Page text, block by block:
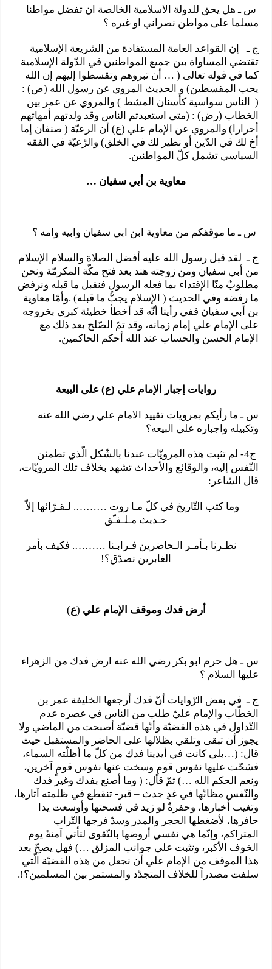
س ـ هل يحق للدولة الاسلامية الخالصة ان تفضل مواطنا
مسلما على مواطن نصراني او غيره ؟
ج ـ إن القواعد العامة المستفادة من الشريعة الإسلامية
تقتضي المساواة بين جميع المواطنين في الدّولة الإسلامية
كما في قوله تعالى ( … أن تبروهم وتقسطوا إليهم إن الله
يحب المقسطين) و الحديث المروي عن رسول الله (ص) :
( الناس سواسية كأسنان المشط ) والمروي عن عمر بين
الخطاب (رض) : (متى استعبدتم الناس وقد ولدتهم أمهاتهم
أحرارا) والمروي عن الإمام علي (ع) أن الرعيّة ( صنفان إما
أخ لك في الدّين أو نظير لك في الخلق) والرّعيّة في الفقه
السياسي تشمل كلّ المواطنين.
معاوية بن أبي سفيان …
س ـ ما موقفكم من معاوية ابن ابي سفيان وابيه وامه ؟
ج ـ لقد قبل رسول الله عليه أفضل الصلاة والسلام الإسلام
من أبي سفيان ومن زوجته هند بعد فتح مكّة المكرمّة ونحن
مطلوبٌ منّا الإقتداء بما فعله الرسول فنقبل ما قبله ونرفض
ما رفضه وفي الحديث ( الإسلام يجبُّ ما قبله) .وأمّا معاوية
بن أبي سفيان ففي رأينا أنّه قد أخطأ خطيئة كبرى بخروجه
على الإمام علي إمام زمانه، وقد تمّ الصّلح بعد ذلك مع
الإمام الحسن والحساب عند الله أحكم الحاكمين.
روايات إجبار الإمام علي (ع) على البيعة
س ـ ما رأيكم بمرويات تقييد الامام علي رضي الله عنه
وتكبيله واجباره على البيعه؟
ج4- لم تثبت هذه المرويّات عندنا بالشّكل الّذي تطمئن
النّفس إليه، والوقائع والأحداث تشهد بخلاف تلك المرويّات،
قال الشاعر:
وما كتب التّاريخ في كلّ مـا روت ………. لـقـرّائها إلاّ
حـديث مـلـفـّق
نظـرنا بـأمـر الـحاضرين فـرابـنا ………. فكيف بأمر
الغابرين نصدّق؟!
أرض فدك وموقف الإمام علي (ع)
س ـ هل حرم ابو بكر رضي الله عنه ارض فدك من الزهراء
عليها السلام ؟
ج ـ في بعض الرّوايات أنّ فدك أرجعها الخليفة عمر بن
الخطّاب والإمام عليّ طلب من الناس في عصره عدم
التّداول في هذه القضيّة وأنّها قضيّة أصبحت من الماضي ولا
يجوز أن تبقى وتلقي بظلالها على الحاضر والمستقبل حيث
قال: (…بلى كانت في أيدينا فدك من كلّ ما أظلّته السماء،
فشحّت عليها نفوس قومٍ وسخت عنها نفوس قومٍ آخرين،
ونعم الحكم الله …) ثمّ قال: ( وما أصنع بفدك وغير فدك
والنّفس مظانّها في غدٍ جدث – قبر- تنقطع في ظلمته آثارها،
وتغيب أخبارها، وحفرةٌ لو زيد في فسحتها وأوسعت يدا
حافرها، لأضغطها الحجر والمدر وسدّ فرجها التّراب
المتراكم، وإنّما هي نفسي أروضها بالتّقوى لتأتي آمنةً يوم
الخوف الأكبر، وتثبت على جوانب المزلق …) فهل يصحّ بعد
هذا الموقف من الإمام علي أن نجعل من هذه القضيّة الّتي
سلفت مصدراً للخلاف المتجدّد والمستمر بين المسلمين؟!.